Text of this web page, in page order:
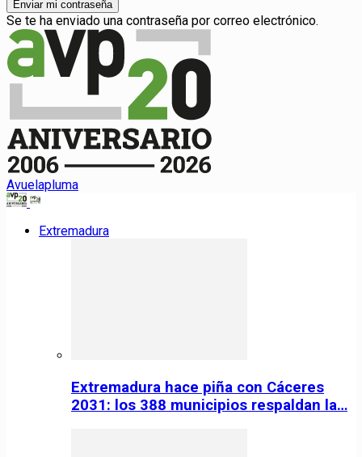
Se te ha enviado una contraseña por correo electrónico.
Avuelapluma
Extremadura
Extremadura hace piña con Cáceres
2031: los 388 municipios respaldan la…